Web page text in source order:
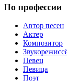
По профессии
Автор песен
Актер
Композитор
Певец
Певица
Поэт